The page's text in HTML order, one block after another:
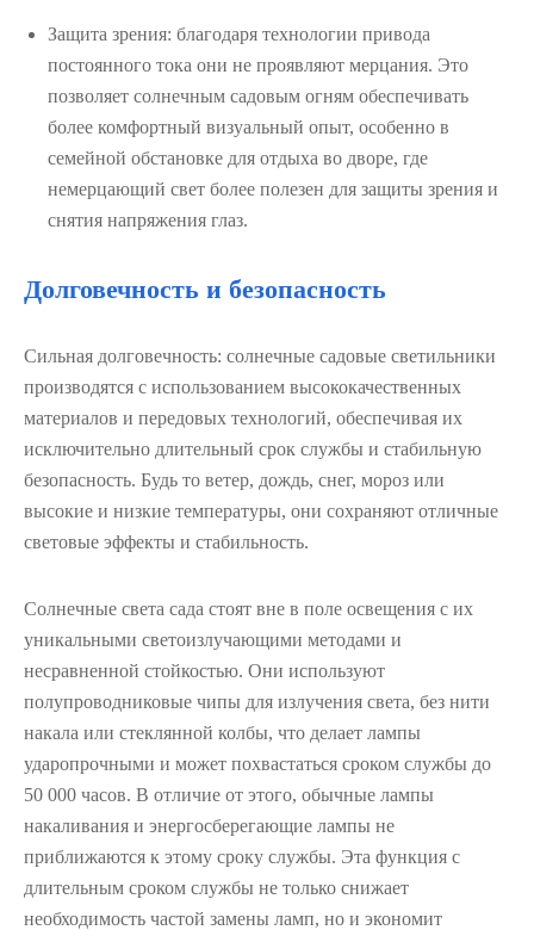
Защита зрения: благодаря технологии привода
постоянного тока они не проявляют мерцания. Это
позволяет солнечным садовым огням обеспечивать
более комфортный визуальный опыт, особенно в
семейной обстановке для отдыха во дворе, где
немерцающий свет более полезен для защиты зрения и
снятия напряжения глаз.
Долговечность и безопасность
Сильная долговечность: солнечные садовые светильники
производятся с использованием высококачественных
материалов и передовых технологий, обеспечивая их
исключительно длительный срок службы и стабильную
безопасность. Будь то ветер, дождь, снег, мороз или
высокие и низкие температуры, они сохраняют отличные
световые эффекты и стабильность.
Солнечные света сада стоят вне в поле освещения с их
уникальными светоизлучающими методами и
несравненной стойкостью. Они используют
полупроводниковые чипы для излучения света, без нити
накала или стеклянной колбы, что делает лампы
ударопрочными и может похвастаться сроком службы до
50 000 часов. В отличие от этого, обычные лампы
накаливания и энергосберегающие лампы не
приближаются к этому сроку службы. Эта функция с
длительным сроком службы не только снижает
необходимость частой замены ламп, но и экономит